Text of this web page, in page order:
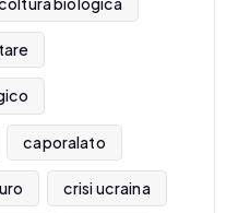
caporalato
crisi ucraina